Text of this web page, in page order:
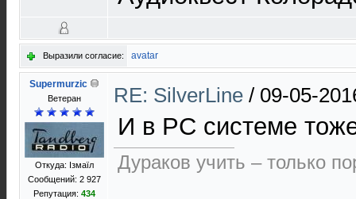
Выразили согласие: avatar
Supermurzic
Ветеран
Откуда: Ізмаїл
Сообщений: 2 927
Репутация: 434
RE: SilverLine / 09-05-
И в PC системе
Дураков учить – только